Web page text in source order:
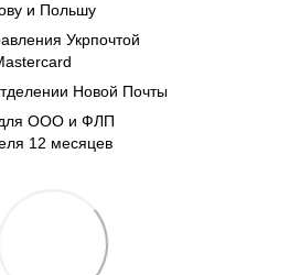
и Польшу
Укрпочтой
Новой Почты
для ООО и ФЛП
12 месяцев